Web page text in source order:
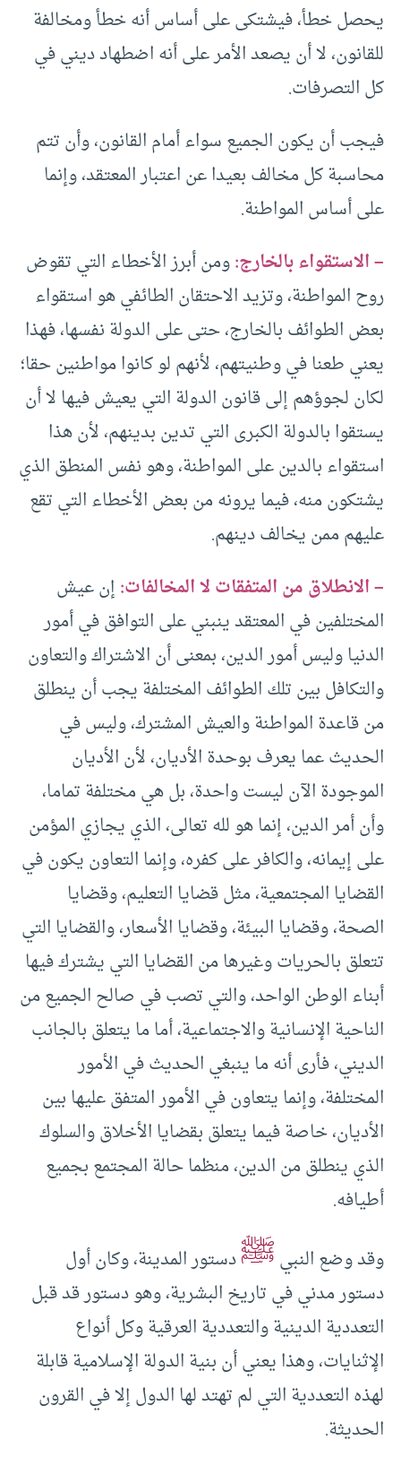
يحصل خطأ، فيشتكى على أساس أنه خطأ ومخالفة
للقانون، لا أن يصعد الأمر على أنه اضطهاد ديني في
كل التصرفات.
فيجب أن يكون الجميع سواء أمام القانون، وأن تتم
محاسبة كل مخالف بعيدا عن اعتبار المعتقد، وإنما
على أساس المواطنة.
– الاستقواء بالخارج:ومن أبرز الأخطاء التي تقوض
روح المواطنة، وتزيد الاحتقان الطائفي هو استقواء
بعض الطوائف بالخارج، حتى على الدولة نفسها، فهذا
يعني طعنا في وطنيتهم، لأنهم لو كانوا مواطنين حقا؛
لكان لجوؤهم إلى قانون الدولة التي يعيش فيها لا أن
يستقوا بالدولة الكبرى التي تدين بدينهم، لأن هذا
استقواء بالدين على المواطنة، وهو نفس المنطق الذي
يشتكون منه، فيما يرونه من بعض الأخطاء التي تقع
عليهم ممن يخالف دينهم.
– الانطلاق من المتفقات لا المخالفات:إن عيش
المختلفين في المعتقد ينبني على التوافق في أمور
الدنيا وليس أمور الدين، بمعنى أن الاشتراك والتعاون
والتكافل بين تلك الطوائف المختلفة يجب أن ينطلق
من قاعدة المواطنة والعيش المشترك، وليس في
الحديث عما يعرف بوحدة الأديان، لأن الأديان
الموجودة الآن ليست واحدة، بل هي مختلفة تماما،
وأن أمر الدين، إنما هو لله تعالى، الذي يجازي المؤمن
على إيمانه، والكافر على كفره، وإنما التعاون يكون في
القضايا المجتمعية، مثل قضايا التعليم، وقضايا
الصحة، وقضايا البيئة، وقضايا الأسعار، والقضايا التي
تتعلق بالحريات وغيرها من القضايا التي يشترك فيها
أبناء الوطن الواحد، والتي تصب في صالح الجميع من
الناحية الإنسانية والاجتماعية، أما ما يتعلق بالجانب
الديني، فأرى أنه ما ينبغي الحديث في الأمور
المختلفة، وإنما يتعاون في الأمور المتفق عليها بين
الأديان، خاصة فيما يتعلق بقضايا الأخلاق والسلوك
الذي ينطلق من الدين، منظما حالة المجتمع بجميع
أطيافه.
وقد وضع النبيﷺدستور المدينة، وكان أول
دستور مدني في تاريخ البشرية، وهو دستور قد قبل
التعددية الدينية والتعددية العرقية وكل أنواع
الإثنايات، وهذا يعني أن بنية الدولة الإسلامية قابلة
لهذه التعددية التي لم تهتد لها الدول إلا في القرون
الحديثة.